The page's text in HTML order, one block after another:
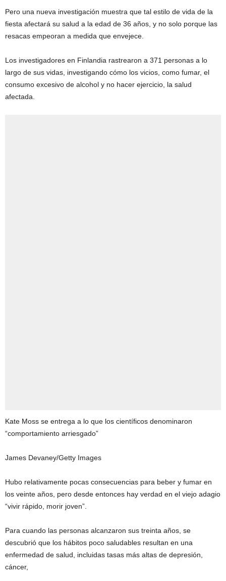
Pero una nueva investigación muestra que tal estilo de vida de la
fiesta afectará su salud a la edad de 36 años, y no solo porque las
resacas empeoran a medida que envejece.
Los investigadores en Finlandia rastrearon a 371 personas a lo
largo de sus vidas, investigando cómo los vicios, como fumar, el
consumo excesivo de alcohol y no hacer ejercicio, la salud
afectada.
Kate Moss se entrega a lo que los científicos denominaron
“comportamiento arriesgado”
James Devaney/Getty Images
Hubo relativamente pocas consecuencias para beber y fumar en
los veinte años, pero desde entonces hay verdad en el viejo adagio
“vivir rápido, morir joven”.
Para cuando las personas alcanzaron sus treinta años, se
descubrió que los hábitos poco saludables resultan en una
enfermedad de salud, incluidas tasas más altas de depresión,
cáncer,